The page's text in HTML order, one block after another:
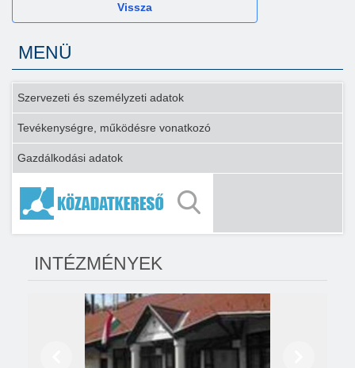
Vissza
MENÜ
Szervezeti és személyzeti adatok
Tevékenységre, működésre vonatkozó
Gazdálkodási adatok
INTÉZMÉNYEK